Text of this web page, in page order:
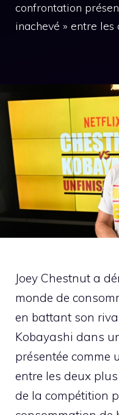
confrontation
inachevé » entre les
Joey Chestnut a
monde de
en battant son
Kobayashi dans
présentée comme
entre les deux
de la compétition